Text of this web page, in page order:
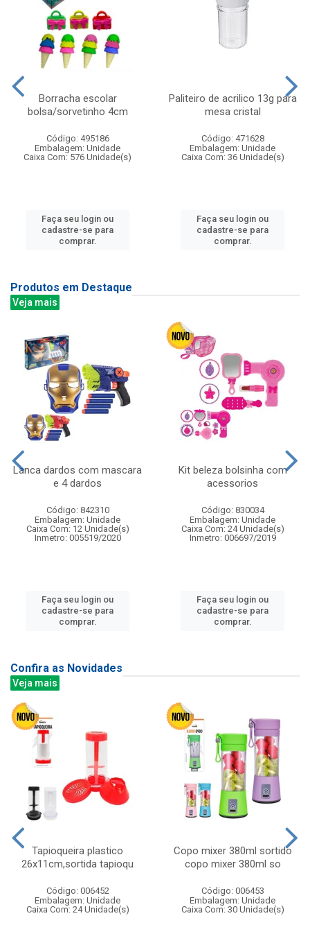
Borracha escolar
bolsa/sorvetinho 4cm
Código: 495186
Embalagem: Unidade
Caixa Com: 576 Unidade(s)
Faça seu login ou
cadastre-se para
comprar.
Paliteiro de acrilico 13g para
mesa cristal
Código: 471628
Embalagem: Unidade
Caixa Com: 36 Unidade(s)
Faça seu login ou
cadastre-se para
comprar.
Produtos em Destaque
Veja mais
Lanca dardos com mascara
e 4 dardos
Código: 842310
Embalagem: Unidade
Caixa Com: 12 Unidade(s)
Inmetro: 005519/2020
Faça seu login ou
cadastre-se para
comprar.
Kit beleza bolsinha com
acessorios
Código: 830034
Embalagem: Unidade
Caixa Com: 24 Unidade(s)
Inmetro: 006697/2019
Faça seu login ou
cadastre-se para
comprar.
Confira as Novidades
Veja mais
Tapioqueira plastico
26x11cm,sortida tapioqu
Código: 006452
Embalagem: Unidade
Caixa Com: 24 Unidade(s)
Copo mixer 380ml sortido
copo mixer 380ml so
Código: 006453
Embalagem: Unidade
Caixa Com: 30 Unidade(s)